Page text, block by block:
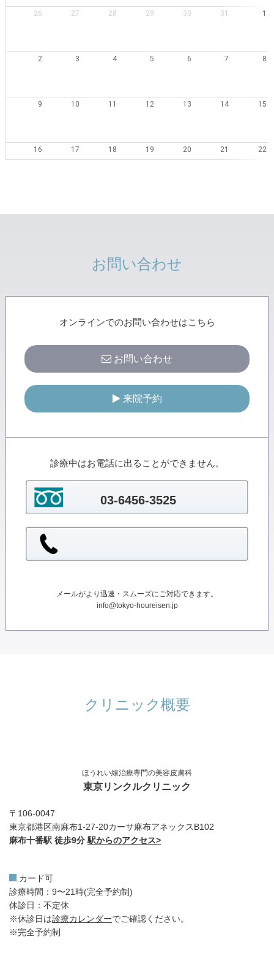
26 27 28 29 30 31 1
2 3 4 5 6 7 8
9 10 11 12 13 14 15
16 17 18 19 20 21 22
お問い合わせ
オンラインでのお問い合わせはこちら
お問い合わせ
来院予約
診療中はお電話に出ることができません。
03-6456-3525
メールがより迅速・スムーズにご対応できます。
info@tokyo-houreisen.jp
クリニック概要
ほうれい線治療専門の美容皮膚科
東京リンクルクリニック
〒106-0047
東京都港区南麻布1-27-20カーサ麻布アネックスB102
麻布十番駅 徒歩9分駅からのアクセス>
カード可
診療時間：9〜21時(完全予約制)
休診日：不定休
※休診日は診療カレンダーでご確認ください。
※完全予約制